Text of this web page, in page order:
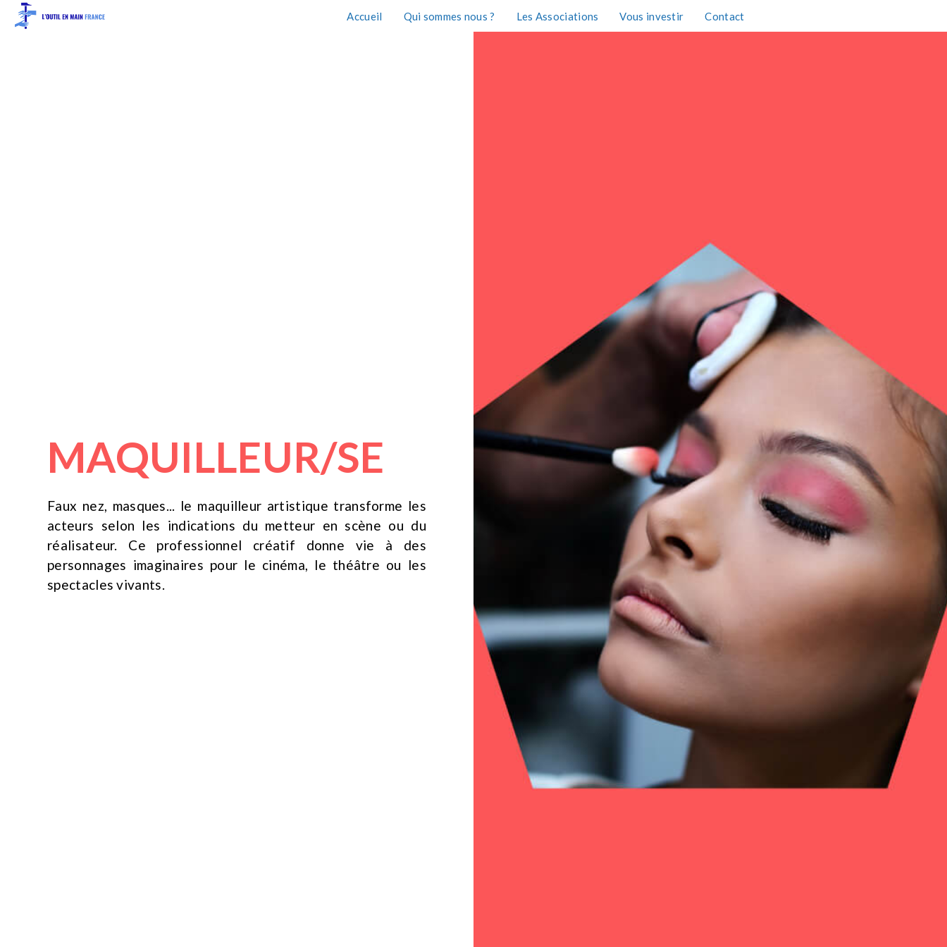
Accueil Qui sommes nous ? Les Associations Vous investir Contact
MAQUILLEUR/SE
Faux nez, masques... le maquilleur artistique transforme les
acteurs selon les indications du metteur en scène ou du
réalisateur. Ce professionnel créatif donne vie à des
personnages imaginaires pour le cinéma, le théâtre ou les
spectacles vivants.